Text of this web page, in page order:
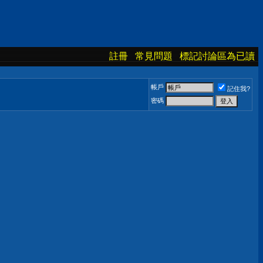
註冊 常見問題 標記討論區為已讀
帳戶
記住我?
密碼